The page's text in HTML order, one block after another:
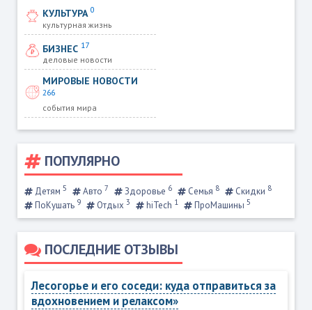
КУЛЬТУРА0
культурная жизнь
БИЗНЕС 17
деловые новости
МИРОВЫЕ НОВОСТИ
266
события мира
ПОПУЛЯРНО
Детям 5 Авто 7 Здоровье 6 Семья 8 Скидки 8
ПоКушать 9 Отдых 3 hiTech 1 ПроМашины 5
ПОСЛЕДНИЕ ОТЗЫВЫ
Лесогорье и его соседи: куда отправиться за
вдохновением и релаксом»